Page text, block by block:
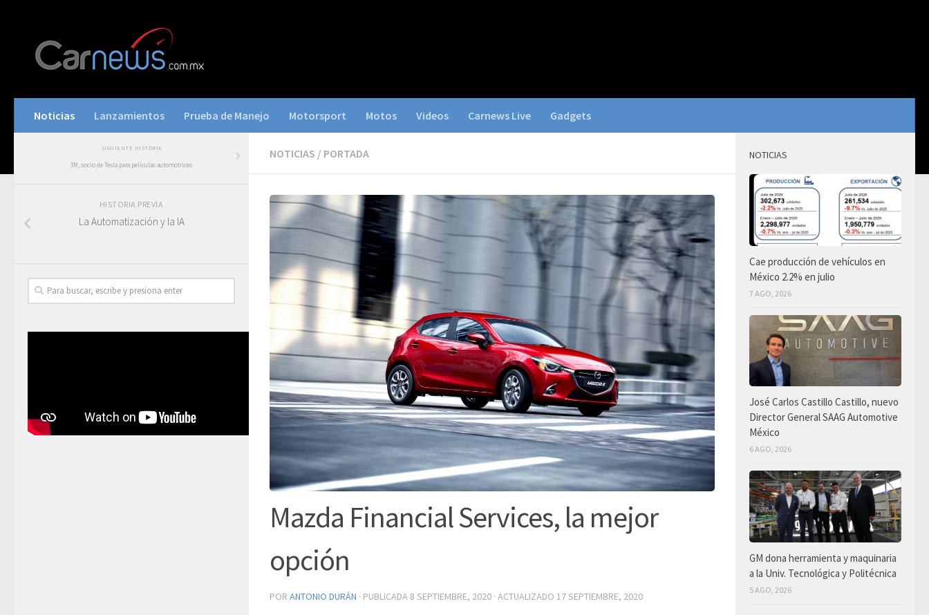
Noticias Lanzamientos Prueba de Manejo Motorsport Motos Videos Carnews Live Gadgets
NOTICIAS / PORTADA
Mazda Financial Services, la mejor
opción
POR ANTONIO DURÁN · PUBLICADA 8 SEPTIEMBRE, 2020 · ACTUALIZADO 17 SEPTIEMBRE, 2020
SIGUIENTE HISTORIA
3M, socio de Tesla para películas automotrices
HISTORIA PREVIA
La Automatización y la IA
NOTICIAS
Cae producción de vehículos en
México 2.2% en julio
7 AGO, 2026
José Carlos Castillo Castillo, nuevo
Director General SAAG Automotive
México
6 AGO, 2026
GM dona herramienta y maquinaria
a la Univ. Tecnológica y Politécnica
5 AGO, 2026